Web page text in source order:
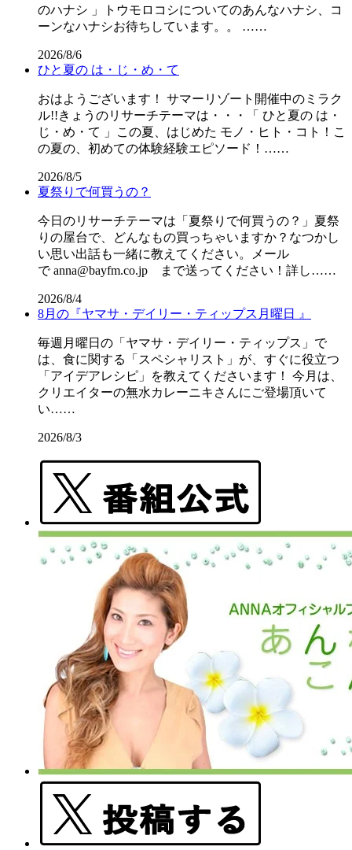
のハナシ 」トウモロコシについてのあんなハナシ、コ
ーンなハナシお待ちしています。。 ……
2026/8/6
ひと夏の は・じ・め・て
おはようございます！ サマーリゾート開催中のミラク
ル!!きょうのリサーチテーマは・・・「 ひと夏の は・
じ・め・て 」この夏、はじめた モノ・ヒト・コト！こ
の夏の、初めての体験経験エピソード！……
2026/8/5
夏祭りで何買うの？
今日のリサーチテーマは「夏祭りで何買うの？」夏祭
りの屋台で、どんなもの買っちゃいますか？なつかし
い思い出話も一緒に教えてください。メール
で anna@bayfm.co.jp まで送ってください！詳し……
2026/8/4
8月の『ヤマサ・デイリー・ティップス月曜日 』
毎週月曜日の「ヤマサ・デイリー・ティップス」で
は、食に関する「スペシャリスト」が、すぐに役立つ
「アイデアレシピ」を教えてくださいます！ 今月は、
クリエイターの無水カレーニキさんにご登場頂いて
い……
2026/8/3